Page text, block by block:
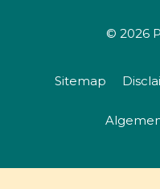
© 2026
Sitemap